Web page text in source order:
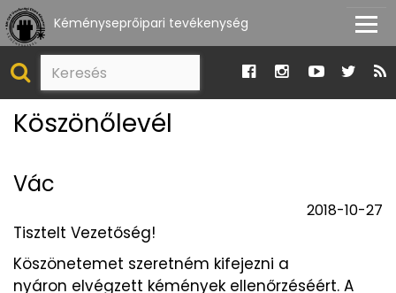
Kéményseprőipari tevékenység
Köszönőlevél
Vác
2018-10-27
Tisztelt Vezetőség!
Köszönetemet szeretném kifejezni a
nyáron elvégzett kémények ellenőrzéséért. A